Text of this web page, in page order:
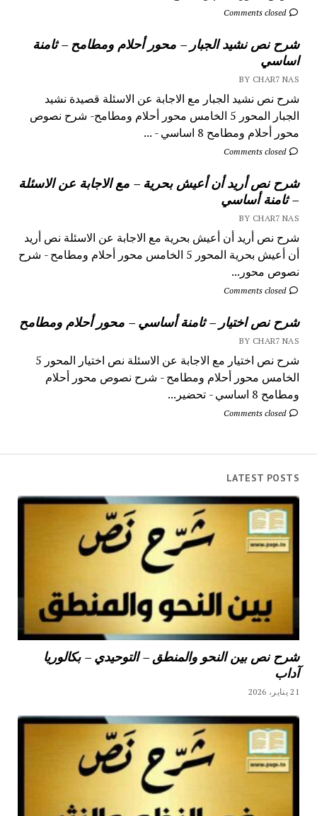
Comments closed
شرح نص نشيد الجبار – محور أحلام ومطامح – ثامنة
اساسي
BY CHAR7 NAS
شرح نص نشيد الجبار مع الاجابة عن الاسئلة قصيدة نشيد
الجبار المحور 5 الخامس محور أحلام ومطامح- شرح نصوص
محور أحلام ومطامح 8 اساسي - ...
Comments closed
شرح نص أريد أن أعيش بحرية – مع الاجابة عن الاسئلة
– ثامنة أساسي
BY CHAR7 NAS
شرح نص أريد أن أعيش بحرية مع الاجابة عن الاسئلة نص أريد
أن أعيش بحرية المحور 5 الخامس محور أحلام ومطامح - شرح
نصوص محور...
Comments closed
شرح نص اختيار – ثامنة أساسي – محور أحلام ومطامح
BY CHAR7 NAS
شرح نص اختيار مع الاجابة عن الاسئلة نص اختيار المحور 5
الخامس محور أحلام ومطامح - شرح نصوص محور أحلام
ومطامح 8 اساسي - تحضير...
Comments closed
LATEST POSTS
شرح نص بين النحو والمنطق – التوحيدي – بكالوريا
آداب
21 يناير، 2026